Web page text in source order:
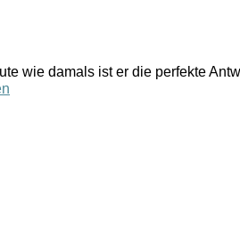
wie damals ist er die perfekte